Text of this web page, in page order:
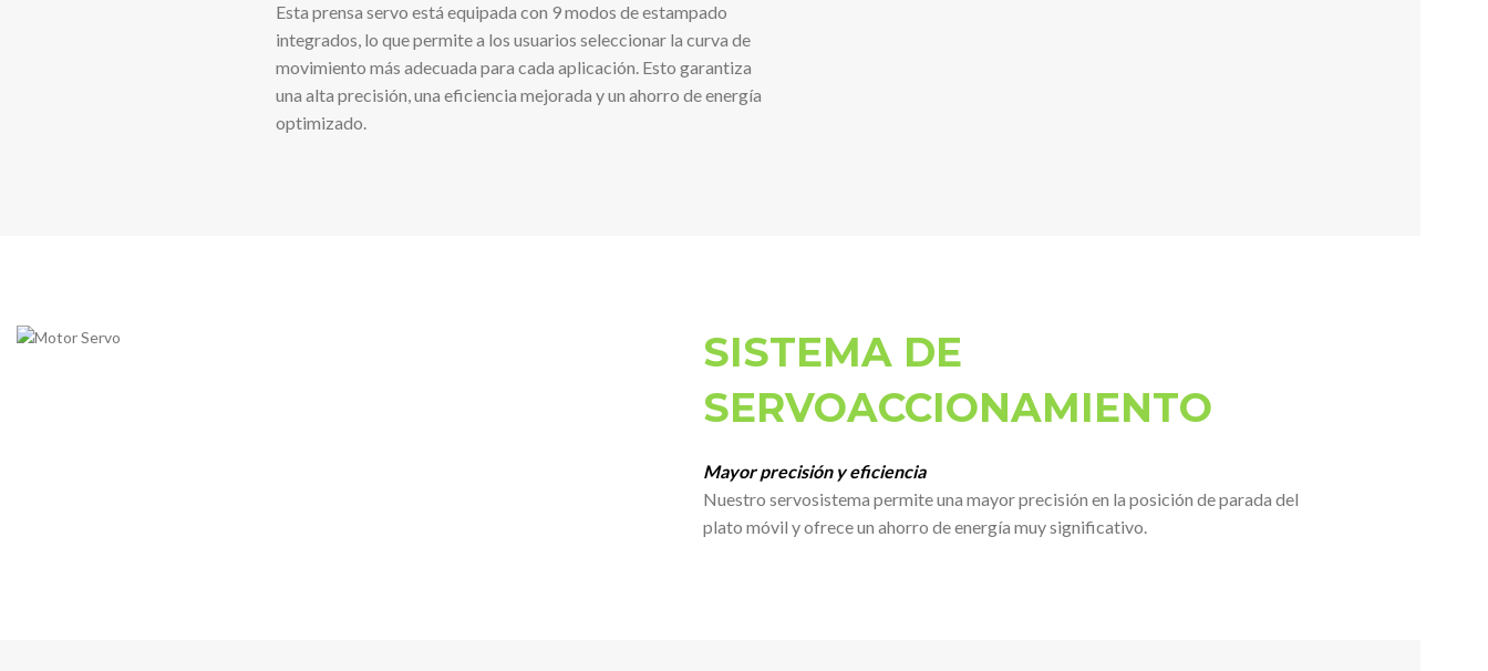
Esta prensa servo está equipada con 9 modos de estampado
integrados, lo que permite a los usuarios seleccionar la curva de
movimiento más adecuada para cada aplicación. Esto garantiza
una alta precisión, una eficiencia mejorada y un ahorro de energía
optimizado.
SISTEMA DE
SERVOACCIONAMIENTO
Mayor precisión y eficiencia
Nuestro servosistema permite una mayor precisión en la posición de parada del
plato móvil y ofrece un ahorro de energía muy significativo.